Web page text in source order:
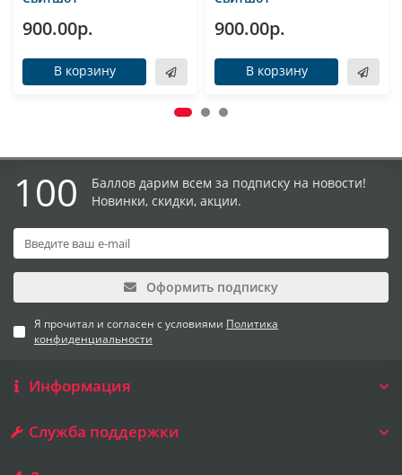
900.00р.
В корзину
900.00р.
В корзину
100
Баллов дарим всем за подписку на новости!
Новинки, скидки, акции.
Оформить подписку
Я прочитал и согласен с условиями Политика
конфиденциальности
Информация
Служба поддержки